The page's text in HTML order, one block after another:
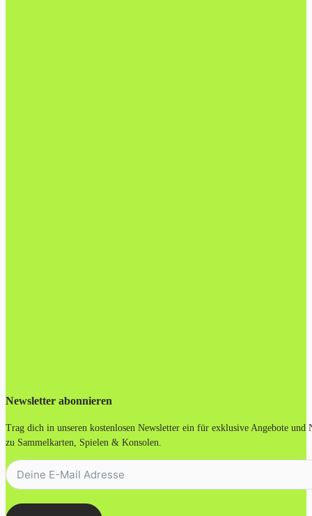
Newsletter abonnieren
Trag dich in unseren kostenlosen Newsletter ein für exklusive Angebote und
zu Sammelkarten, Spielen & Konsolen.